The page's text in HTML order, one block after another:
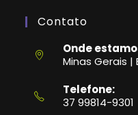
Contato
Onde
Minas Gerais |
Telefone:
37 99814-9301